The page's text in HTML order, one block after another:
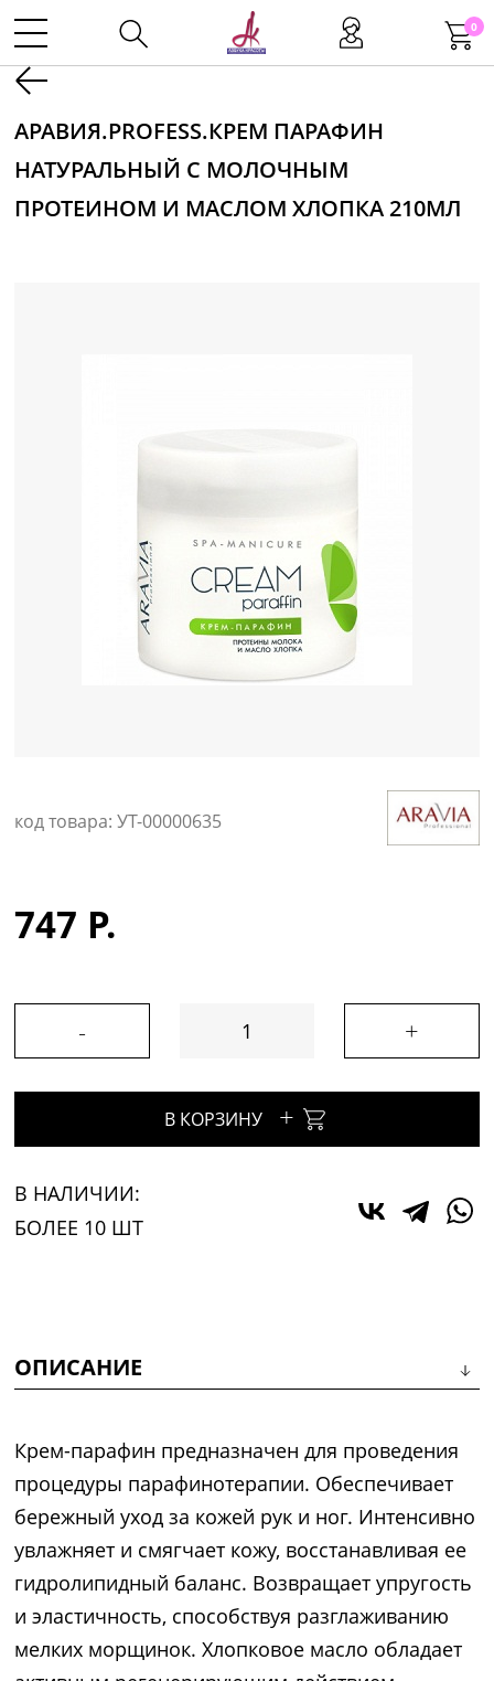
0
Инструменты
Одноразовая продукция
Уход за кожей
АРАВИЯ.PROFESS.КРЕМ ПАРАФИН
НАТУРАЛЬНЫЙ С МОЛОЧНЫМ
ПРОТЕИНОМ И МАСЛОМ ХЛОПКА 210МЛ
код товара: УТ-00000635
747 Р.
- +
В КОРЗИНУ +
В НАЛИЧИИ:
БОЛЕЕ 10 ШТ
ОПИСАНИЕ
Крем-парафин предназначен для проведения
процедуры парафинотерапии. Обеспечивает
бережный уход за кожей рук и ног. Интенсивно
увлажняет и смягчает кожу, восстанавливая ее
гидролипидный баланс. Возвращает упругость
и эластичность, способствуя разглаживанию
мелких морщинок. Хлопковое масло обладает